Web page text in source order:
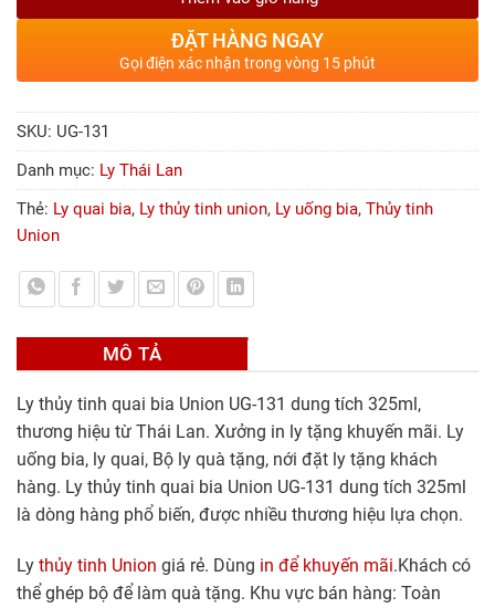
ĐẶT HÀNG NGAY
Gọi điện xác nhận trong vòng 15 phút
SKU: UG-131
Danh mục: Ly Thái Lan
Thẻ: Ly quai bia, Ly thủy tinh union, Ly uống bia, Thủy tinh
Union
MÔ TẢ
Ly thủy tinh quai bia Union UG-131 dung tích 325ml,
thương hiệu từ Thái Lan. Xưởng in ly tặng khuyến mãi. Ly
uống bia, ly quai, Bộ ly quà tặng, nới đặt ly tặng khách
hàng. Ly thủy tinh quai bia Union UG-131 dung tích 325ml
là dòng hàng phổ biến, được nhiều thương hiệu lựa chọn.
Ly thủy tinh Union giá rẻ. Dùng in để khuyến mãi.Khách có
thể ghép bộ để làm quà tặng. Khu vực bán hàng: Toàn